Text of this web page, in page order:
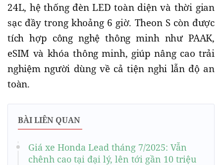
24L, hệ thống đèn LED toàn diện và thời gian
sạc đầy trong khoảng 6 giờ. Theon S còn được
tích hợp công nghệ thông minh như PAAK,
eSIM và khóa thông minh, giúp nâng cao trải
nghiệm người dùng về cả tiện nghi lẫn độ an
toàn.
BÀI LIÊN QUAN
Giá xe Honda Lead tháng 7/2025: Vẫn
chênh cao tại đại lý, lên tới gần 10 triệu